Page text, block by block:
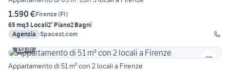
1.590 €Firenze(FI)
65 mq3 Locali2° Piano2 Bagni
Agenzia Spacest.com
16
Appartamento di 51 m² con 2 locali a Firenze